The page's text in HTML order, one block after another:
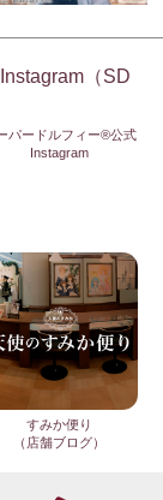
パードルフィー®公式
Instagram
すみか便り
（店舗ブログ）